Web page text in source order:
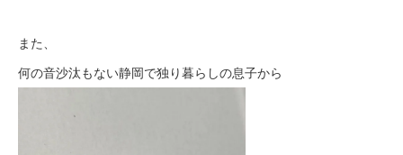
また、
何の音沙汰もない静岡で独り暮らしの息子から